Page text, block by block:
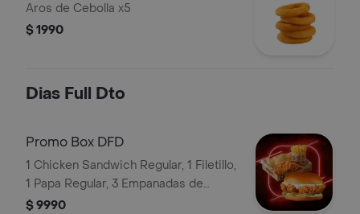
Aros de Cebolla x5
$ 1990
Dias Full Dto
Promo Box DFD
1 Chicken Sandwich Regular, 1 Filetillo,
1 Papa Regular, 3 Empanadas de
Queso Snack
$ 9990